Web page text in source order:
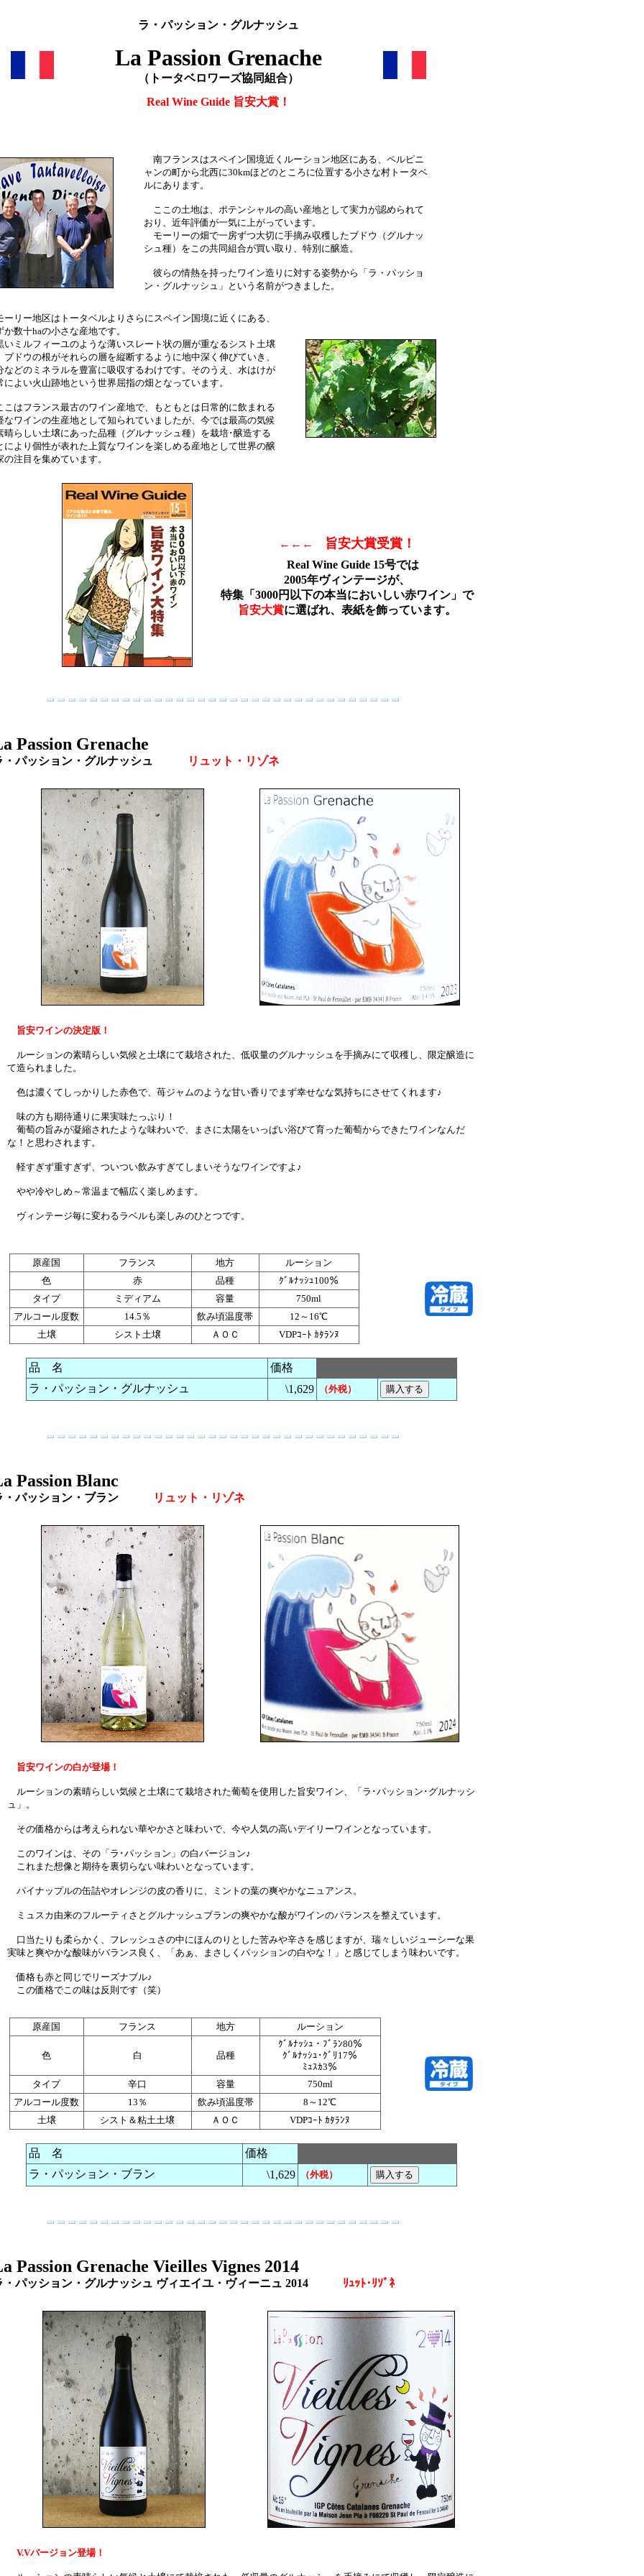
ラ・パッション・グルナッシュ
La Passion Grenache
（トータベロワーズ協同組合）
Real Wine Guide 旨安大賞！
南フランスはスペイン国境近くルーション地区にある、ペルピニ
ャンの町から北西に30kmほどのところに位置する小さな村トータベ
ルにあります。
ここの土地は、ポテンシャルの高い産地として実力が認められて
おり、近年評価が一気に上がっています。
モーリーの畑で一房ずつ大切に手摘み収穫したブドウ（グルナッ
シュ種）をこの共同組合が買い取り、特別に醸造。
彼らの情熱を持ったワイン造りに対する姿勢から「ラ・パッショ
ン・グルナッシュ」という名前がつきました。
リー地区はトータベルよりさらにスペイン国境に近くにある、
か数十haの小さな産地です。
ミルフィーユのような薄いスレート状の層が重なるシスト土壌
ブドウの根がそれらの層を縦断するように地中深く伸びていき、
などのミネラルを豊富に吸収するわけです。そのうえ、水はけが
によい火山跡地という世界屈指の畑となっています。
はフランス最古のワイン産地で、もともとは日常的に飲まれる
なワインの生産地として知られていましたが、今では最高の気候
晴らしい土壌にあった品種（グルナッシュ種）を栽培･醸造する
により個性が表れた上質なワインを楽しめる産地として世界の醸
の注目を集めています。
←←← 旨安大賞受賞！
Real Wine Guide 15号では
2005年ヴィンテージが、
特集「3000円以下の本当においしい赤ワイン」で
旨安大賞に選ばれ、表紙を飾っています。
Passion Grenache
・パッション・グルナッシュ リュット・リゾネ
旨安ワインの決定版！
ルーションの素晴らしい気候と土壌にて栽培された、低収量のグルナッシュを手摘みにて収穫し、限定醸造に
て造られました。
色は濃くてしっかりした赤色で、苺ジャムのような甘い香りでまず幸せなな気持ちにさせてくれます♪
味の方も期待通りに果実味たっぷり！
葡萄の旨みが凝縮されたような味わいで、まさに太陽をいっぱい浴びて育った葡萄からできたワインなんだ
な！と思わされます。
軽すぎず重すぎず、ついつい飲みすぎてしまいそうなワインですよ♪
やや冷やしめ～常温まで幅広く楽しめます。
ヴィンテージ毎に変わるラベルも楽しみのひとつです。
原産国 フランス 地方
ルーション
色
赤 品種
ｸﾞﾙﾅｯｼｭ100％
タイプ
ミディアム 容量
750ml
アルコール度数
14.5％ 飲み頃温度帯
12～16℃
土壌
シスト土壌 ＡＯＣ VDPｺｰﾄ ｶﾀﾗﾝﾇ
品 名
価格
ラ・パッション・グルナッシュ
\1,629 （外税）
Passion Blanc
・パッション・ブラン リュット・リゾネ
旨安ワインの白が登場！
ルーションの素晴らしい気候と土壌にて栽培された葡萄を使用した旨安ワイン、「ラ･パッション･グルナッシ
ュ」。
その価格からは考えられない華やかさと味わいで、今や人気の高いデイリーワインとなっています。
このワインは、その「ラ･パッション」の白バージョン♪
これまた想像と期待を裏切らない味わいとなっています。
パイナップルの缶詰やオレンジの皮の香りに、ミントの葉の爽やかなニュアンス。
ミュスカ由来のフルーティさとグルナッシュブランの爽やかな酸がワインのバランスを整えています。
口当たりも柔らかく、フレッシュさの中にほんのりとした苦みや辛さを感じますが、瑞々しいジューシーな果
実味と爽やかな酸味がバランス良く、「あぁ、まさしくパッションの白やな！」と感じてしまう味わいです。
価格も赤と同じでリーズナブル♪
この価格でこの味は反則です（笑）
原産国 フランス 地方 ルーション
色 白 品種
ｸﾞﾙﾅｯｼｭ・ﾌﾞﾗﾝ80％
ｸﾞﾙﾅｯｼｭ･ｸﾞﾘ17％
ﾐｭｽｶ3％
タイプ
辛口 容量
750ml
アルコール度数
13％ 飲み頃温度帯
8～12℃
土壌
シスト＆粘土土壌 ＡＯＣ VDPｺｰﾄ ｶﾀﾗﾝﾇ
品 名
価格
ラ・パッション・ブラン
\1,629 （外税）
Passion Grenache Vieilles Vignes 2014
・パッション・グルナッシュ ヴィエイユ・ヴィーニュ 2014 ﾘｭｯﾄ･ﾘｿﾞﾈ
V.Vバージョン登場！